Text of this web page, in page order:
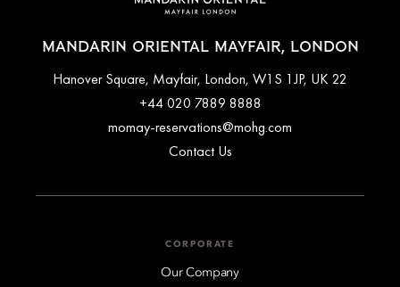
MANDARIN ORIENTAL MAYFAIR, LONDON
22 Hanover Square, Mayfair, London, W1S 1JP, UK
+44 020 7889 8888
momay-reservations@mohg.com
Contact Us
CORPORATE
Our Company